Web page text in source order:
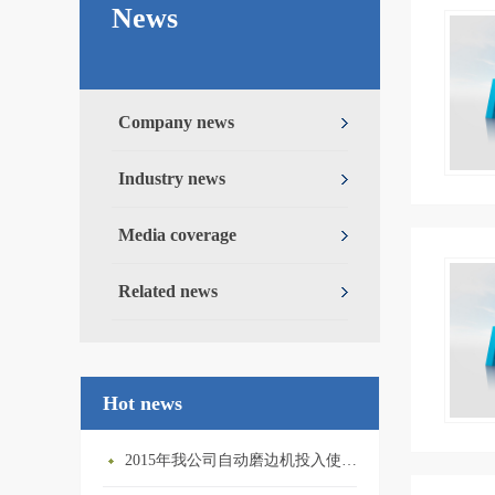
News
Company news
Industry news
Media coverage
Related news
Hot news
2015年我公司自动磨边机投入使用，有效提高生产效率及...